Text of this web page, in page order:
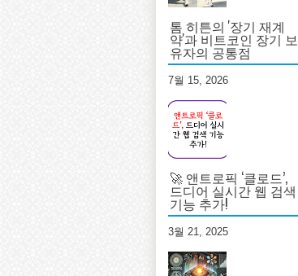
톰 히튼의 '장기 재계
약'과 비트코인 장기 보
유자의 공통점
7월 15, 2026
🚀 앤트로픽 ‘클로드’,
드디어 실시간 웹 검색
기능 추가!
3월 21, 2025